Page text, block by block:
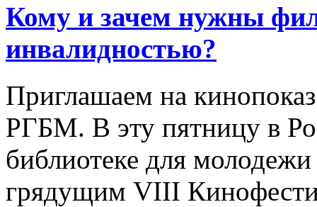
Кому и зачем нужны
инвалидностью?
Приглашаем на
РГБМ. В эту пятницу в
библиотеке для молодежи
грядущим VIII